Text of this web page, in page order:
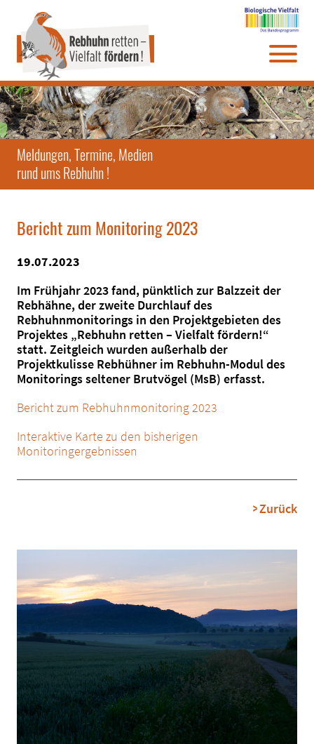
Direkt
zum
Seiteninhalt
Zum
Hauptmenü
Zum
Infomenü
Zur
Website-
Suche
Meldungen, Termine, Medien
rund ums Rebhuhn !
Bericht zum Monitoring 2023
19.07.2023
Im Frühjahr 2023 fand, pünktlich zur Balzzeit der
Rebhähne, der zweite Durchlauf des
Rebhuhnmonitorings in den Projektgebieten des
Projektes „Rebhuhn retten – Vielfalt fördern!“
statt. Zeitgleich wurden außerhalb der
Projektkulisse Rebhühner im Rebhuhn-Modul des
Monitorings seltener Brutvögel (MsB) erfasst.
Bericht zum Rebhuhnmonitoring 2023
Interaktive Karte zu den bisherigen
Monitoringergebnissen
Zurück